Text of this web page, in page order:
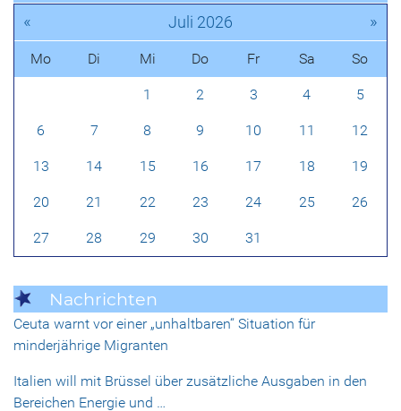
« Juli 2026 »
Mo Di Mi Do Fr Sa So
1 2 3 4 5
6 7 8 9 10 11 12
13 14 15 16 17 18 19
20 21 22 23 24 25 26
27 28 29 30 31
Nachrichten
Ceuta warnt vor einer „unhaltbaren“ Situation für
minderjährige Migranten
Italien will mit Brüssel über zusätzliche Ausgaben in den
Bereichen Energie und …